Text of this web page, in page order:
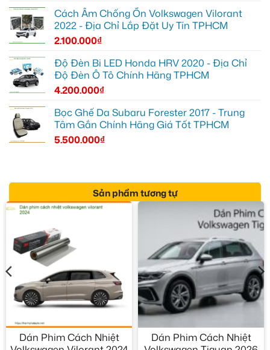
Cách Âm Chống Ồn Volkswagen Vilorant
2022 - Địa Chỉ Lắp Đặt Uy Tín TPHCM
2.100.000₫
Độ Đèn Bi LED Honda HRV 2020 - Địa Chỉ
Độ Đèn Ô Tô Chính Hãng TPHCM
4.200.000₫
Bọc Ghế Da Subaru Forester 2017 - Trung
Tâm Gắn Chính Hãng Giá Tốt TPHCM
5.500.000₫
Sản phẩm tương tự
Dán Phim Cách Nhiệt
Dán Phim Cách Nhiệt